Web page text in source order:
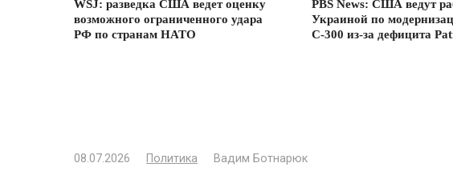
WSJ: разведка США ведет оценку
возможного ограниченного удара
РФ по странам НАТО
PBS News: США ведут
Украиной по
С-300 из-за дефицита
08.07.2026 Политика Вадим Ботнарюк